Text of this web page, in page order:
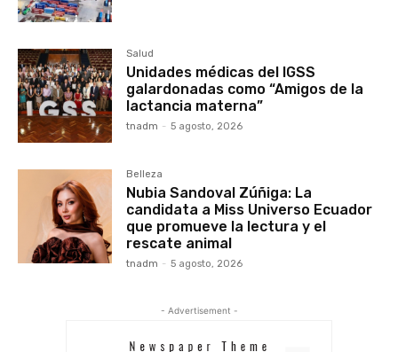
Salud
Unidades médicas del IGSS
galardonadas como “Amigos de la
lactancia materna”
tnadm - 5 agosto, 2026
Belleza
Nubia Sandoval Zúñiga: La
candidata a Miss Universo Ecuador
que promueve la lectura y el
rescate animal
tnadm - 5 agosto, 2026
- Advertisement -